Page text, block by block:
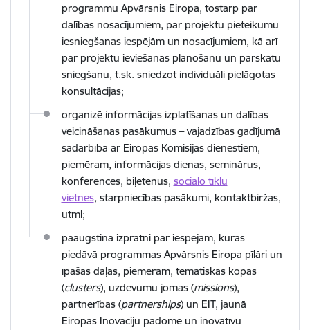
programmu Apvārsnis Eiropa, tostarp par
dalības nosacījumiem, par projektu pieteikumu
iesniegšanas iespējām un nosacījumiem, kā arī
par projektu ieviešanas plānošanu un pārskatu
sniegšanu, t.sk. sniedzot individuāli pielāgotas
konsultācijas;
organizē informācijas izplatīšanas un dalības
veicināšanas pasākumus – vajadzības gadījumā
sadarbībā ar Eiropas Komisijas dienestiem,
piemēram, informācijas dienas, seminārus,
konferences, biļetenus, sociālo tīklu
vietnes, starpniecības pasākumi, kontaktbiržas,
utml;
paaugstina izpratni par iespējām, kuras
piedāvā programmas Apvārsnis Eiropa pīlāri un
īpašās daļas, piemēram, tematiskās kopas
(clusters), uzdevumu jomas (missions),
partnerības (partnerships) un EIT, jaunā
Eiropas Inovāciju padome un inovatīvu